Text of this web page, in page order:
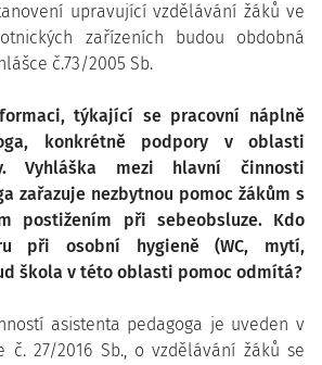
upravující vzdělávání žáků ve
zařízeních budou obdobná
č.73/2005 Sb.
týkající se pracovní náplně
konkrétně podpory v oblasti
Vyhláška mezi hlavní činnosti
zařazuje nezbytnou pomoc žákům s
postižením při sebeobsluze. Kdo
při osobní hygieně (WC, mytí,
škola v této oblasti pomoc odmítá?
asistenta pedagoga je uveden v
č. 27/2016 Sb., o vzdělávání žáků se